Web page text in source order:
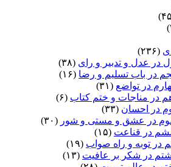
(۲۳۶)
در عدل و تدبیر و رای (۳۸)
در باب تسلیم و رضا (۱۶)
در تواضع (۳۱)
در مناجات و ختم کتاب (۶)
در احسان (۳۳)
در عشق و مستی و شور (۳۰)
در قناعت (۱۵)
در توبه و راه صواب (۱۹)
در شکر بر عافیت (۱۳)